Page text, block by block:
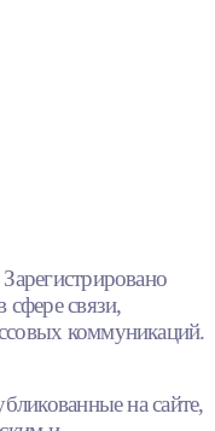
связи,
коммуникаций.
на сайте,